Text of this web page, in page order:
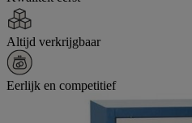
Altijd verkrijgbaar
Eerlijk en competitief